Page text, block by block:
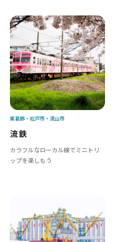
流鉄
カラフルなローカル線でミニトリ
ップを楽しもう
東葛飾 松戸市 流山市